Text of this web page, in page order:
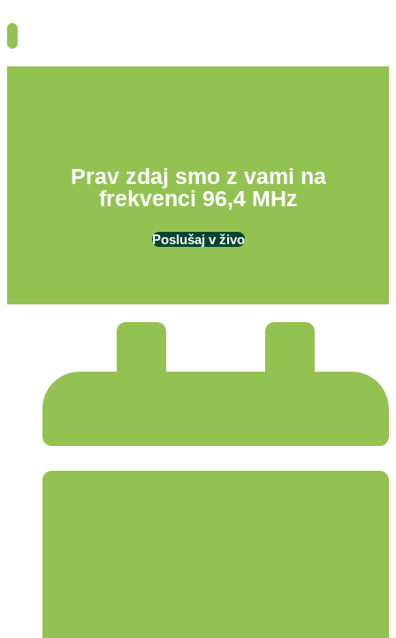
Prav zdaj smo z vami na
frekvenci 96,4 MHz
Poslušaj v živo